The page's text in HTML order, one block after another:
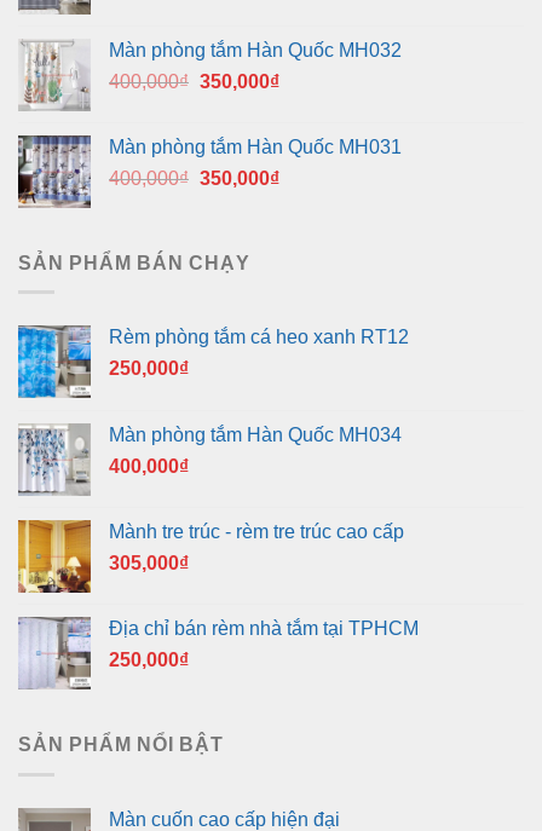
400,000₫.là:
350,000₫.
Màn phòng tắm Hàn Quốc MH032
400,000₫ Giá
400,000₫.
350,000₫Giá
là:
350,000₫.
Màn phòng tắm Hàn Quốc MH031
400,000₫ Giá
400,000₫.
350,000₫Giá
SẢN PHẨM BÁN CHẠY
Rèm phòng tắm cá heo xanh RT12
250,000₫
Màn phòng tắm Hàn Quốc MH034
400,000₫
Mành tre trúc - rèm tre trúc cao cấp
305,000₫
Địa chỉ bán rèm nhà tắm tại TPHCM
250,000₫
SẢN PHẨM NỔI BẬT
Màn cuốn cao cấp hiện đại